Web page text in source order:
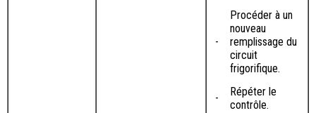
-
Procéder à un
nouveau
remplissage du
circuit
frigorifique.
-
Répéter le
contrôle.